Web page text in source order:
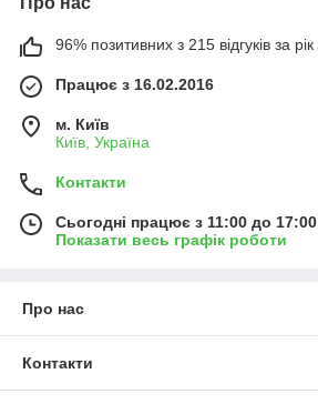
96% позитивних з 215 відгуків за рік
Працює з 16.02.2016
м. Київ
Київ, Україна
Контакти
Сьогодні працює з 11:00 до 17:00
Показати весь графік роботи
Про нас
Контакти